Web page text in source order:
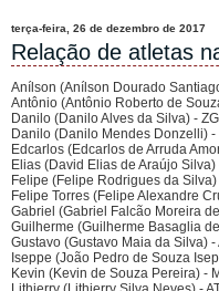
terça-feira, 26 de dezembro de 2017
Relação de atletas
Anílson (Anílson Dourado
Antônio (Antônio Roberto de
Danilo (Danilo Alves da Silva) - ZG
Danilo (Danilo Mendes Donzelli) -
Edcarlos (Edcarlos de Arruda
Elias (David Elias de Araújo Silva)
Felipe (Felipe Rodrigues da Silva)
Felipe Torres (Felipe Alexandre
Gabriel (Gabriel Falcão Moreira
Guilherme (Guilherme Basaglia
Gustavo (Gustavo Maia da Silva) -
Iseppe (João Pedro de Souza
Kevin (Kevin de Souza Pereira) -